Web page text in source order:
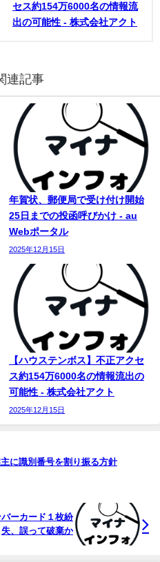
セス約154万6000名の情報流
出の可能性 - 株式会社アクト
連記事
年賀状、郵便局で受け付け開始
25日までの投函呼びかけ - au
Webポータル
2025年12月15日
【ハウステンボス】不正アクセ
ス約154万6000名の情報流出の
可能性 - 株式会社アクト
2025年12月15日
に識別番号を割り振る方針
ーカード１枚紛
失、誤って破棄か